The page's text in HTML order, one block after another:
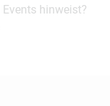
hinweist?